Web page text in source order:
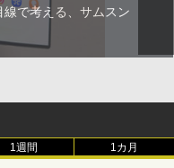
で考える、サムスン
1週間 1カ月